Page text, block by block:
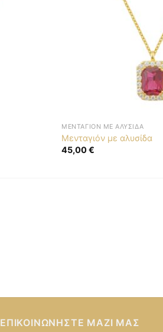
ΜΕΝΤΑΓΙΌΝ ΜΕ ΑΛΥΣΊΔΑ
Μενταγιόν με αλυσίδα
45,00€
ΕΠΙΚΟΙΝΩΝΉΣΤΕ ΜΑΖΊ ΜΑΣ